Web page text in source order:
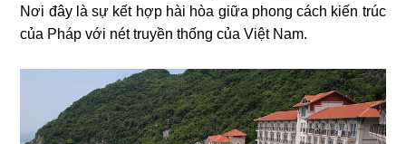
Nơi đây là sự kết hợp hài hòa giữa phong cách kiến trúc
của Pháp với nét truyền thống của Việt Nam.